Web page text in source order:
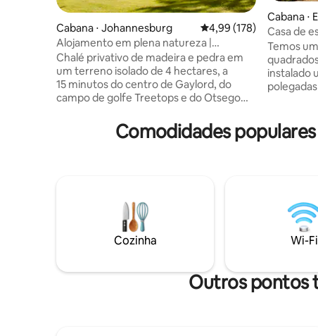
Cabana ⋅ Johannesburg 4,99 de uma avaliação
4,99 (178)
Alojamento em plena natureza |
4 hectares | Banheira de hidromassagem
| Grupos
Chalé privativo de madeira e pedra em
um terreno isolado de 4 hectares, a
15 minutos do centro de Gaylord, do
campo de golfe Treetops e do Otsego
grupos, convidados de casamento,
reuniões, viagens de esqui, fins de
lagoa e riacho, extensas trilhas em meio
à mata, jogos e atividades exclusivos no
interior e um clima divertido e relaxante
do norte dos EUA. Casamentos e
aprovação prévia. Proibido “festas”.
Cabana ⋅
Casa de
Temos
instalado
Trilhas
caiaques
estações
um dia!
Comodidades
Cozinha Wi-Fi
Outros pontos